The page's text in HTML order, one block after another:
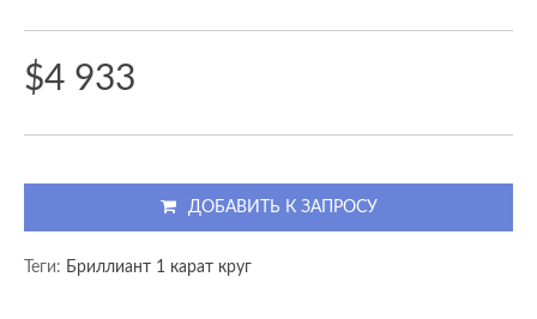
$4 933
ДОБАВИТЬ К ЗАПРОСУ
Теги: Бриллиант 1 карат круг